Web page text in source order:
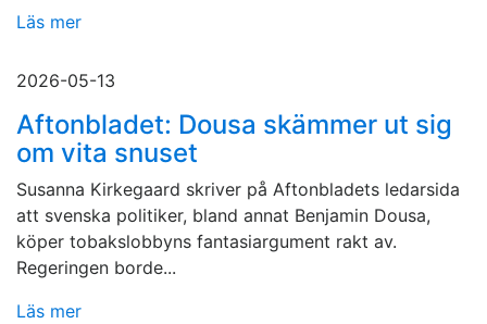
Läs mer
2026-05-13
Aftonbladet: Dousa skämmer ut sig
om vita snuset
Susanna Kirkegaard skriver på Aftonbladets ledarsida
att svenska politiker, bland annat Benjamin Dousa,
köper tobakslobbyns fantasiargument rakt av.
Regeringen borde...
Läs mer